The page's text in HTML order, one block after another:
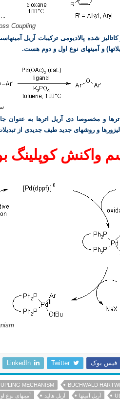
Coupling
شده پالادیومی ترکیبات آریل
و آمینهای نوع اول و دوم هست.
واکنش کوپلینگ
فیس بوک Twitter
LinkedIn
BUCHWALD
MECHANISM
آریل آمینها آریل هالید آمینهای نوع